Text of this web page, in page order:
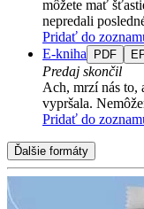
môžete mať
nepredali
Pridať do
E-kniha
PDF
Predaj skončil
Ach, mrzí nás to,
vypršala.
Pridať do
Ďalšie formáty